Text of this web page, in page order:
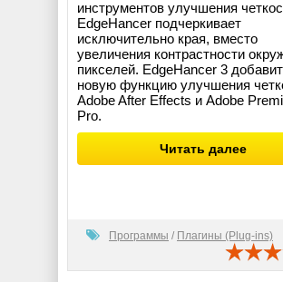
инструментов улучшения
EdgeHancer подчеркивает
исключительно края, вместо
увеличения контрастности
пикселей. EdgeHancer 3
новую функцию улучшения
Adobe After Effects и Adobe
Pro.
Читать далее
Программы / Плагины (Plug-ins)